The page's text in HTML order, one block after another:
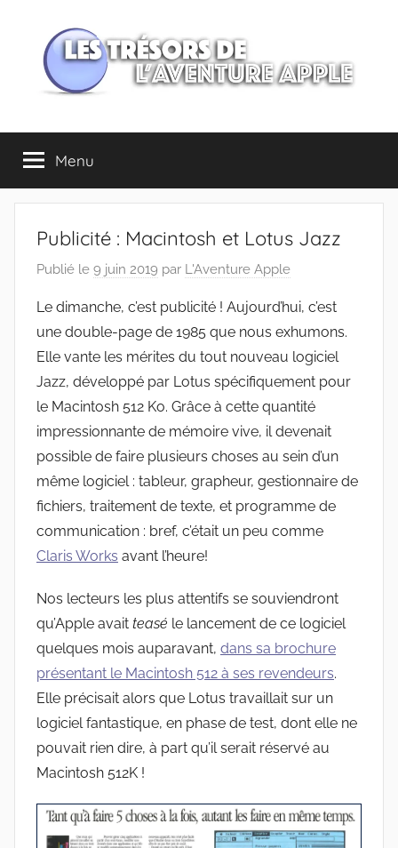
contenu
Les
trésors
de
l'Aventure
Apple
Menu
Publicité : Macintosh et Lotus Jazz
Publié le 9 juin 2019 par L'Aventure Apple
Le dimanche, c’est publicité ! Aujourd’hui, c’est
une double-page de 1985 que nous exhumons.
Elle vante les mérites du tout nouveau logiciel
Jazz, développé par Lotus spécifiquement pour
le Macintosh 512 Ko. Grâce à cette quantité
impressionnante de mémoire vive, il devenait
possible de faire plusieurs choses au sein d’un
même logiciel : tableur, grapheur, gestionnaire de
fichiers, traitement de texte, et programme de
communication : bref, c’était un peu comme
Claris Works avant l’heure!
Nos lecteurs les plus attentifs se souviendront
qu’Apple avait teasé le lancement de ce logiciel
quelques mois auparavant, dans sa brochure
présentant le Macintosh 512 à ses revendeurs.
Elle précisait alors que Lotus travaillait sur un
logiciel fantastique, en phase de test, dont elle ne
pouvait rien dire, à part qu’il serait réservé au
Macintosh 512K !